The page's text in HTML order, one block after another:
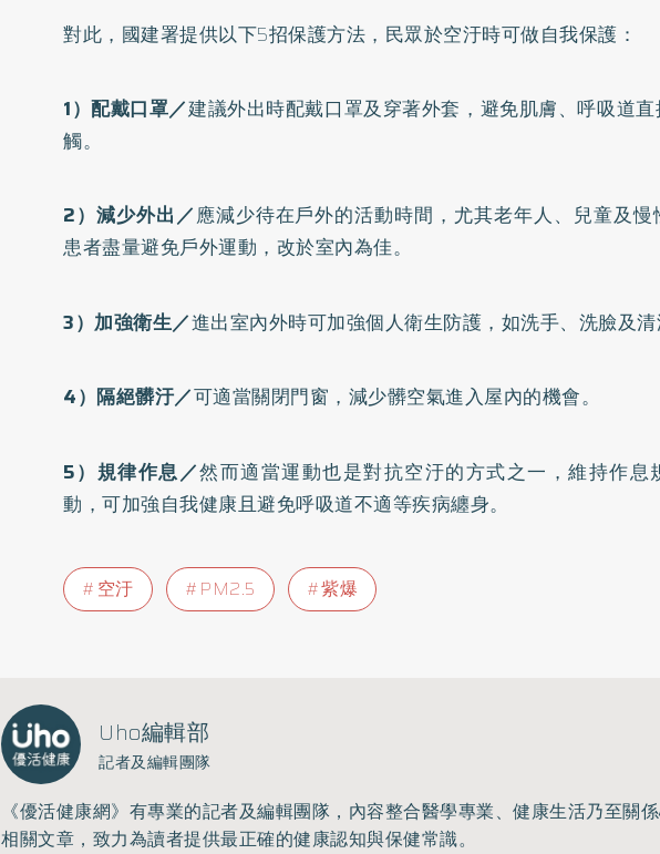
對此，國建署提供以下5招保護方法，民眾於空汙時可做自我保護：
1）配戴口罩／建議外出時配戴口罩及穿著外套，避免肌膚、呼吸道
觸。
2）減少外出／應減少待在戶外的活動時間，尤其老年人、兒童及慢
患者盡量避免戶外運動，改於室內為佳。
3）加強衛生／進出室內外時可加強個人衛生防護，如洗手、洗臉及清
4）隔絕髒汙／可適當關閉門窗，減少髒空氣進入屋內的機會。
5）規律作息／然而適當運動也是對抗空汙的方式之一，維持作息
動，可加強自我健康且避免呼吸道不適等疾病纏身。
空汙 PM2.5 紫爆
Uho編輯部
記者及編輯團隊
《優活健康網》有專業的記者及編輯團隊，內容整合醫學專業、健康生活乃至關
相關文章，致力為讀者提供最正確的健康認知與保健常識。